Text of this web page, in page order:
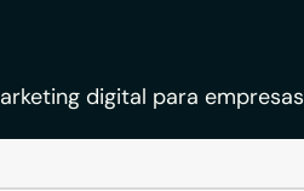
digital para empresas